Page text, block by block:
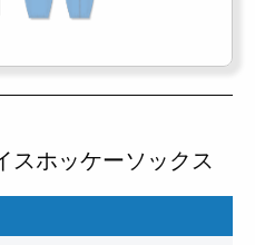
スホッケーソックス